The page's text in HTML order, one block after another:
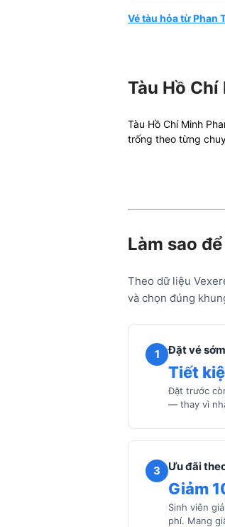
Vé tàu hỏa từ Phan
Tàu Hồ
Tàu Hồ Chí Minh
trống theo từng
Làm sao
Theo dữ liệu
và chọn đúng
1 Đặt vé
Tiết
Đặt trước
— thay vì
3 Ưu đãi
Giảm
Sinh viên
phí. Mang